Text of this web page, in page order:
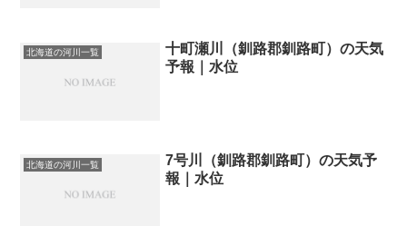
北海道の河川一覧
十町瀬川（釧路郡釧路町）の天気
予報｜水位
北海道の河川一覧
7号川（釧路郡釧路町）の天気予
報｜水位